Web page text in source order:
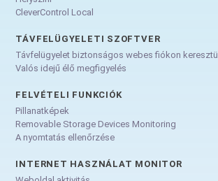
CleverControl Local
TÁVFELÜGYELETI SZOFTVER
Távfelügyelet biztonságos webes fiókon keresztül
Valós idejű élő megfigyelés
FELVÉTELI FUNKCIÓK
Pillanatképek
Removable Storage Devices Monitoring
A nyomtatás ellenőrzése
INTERNET HASZNÁLAT MONITOR